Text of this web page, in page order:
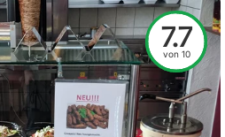
7.7
von 10